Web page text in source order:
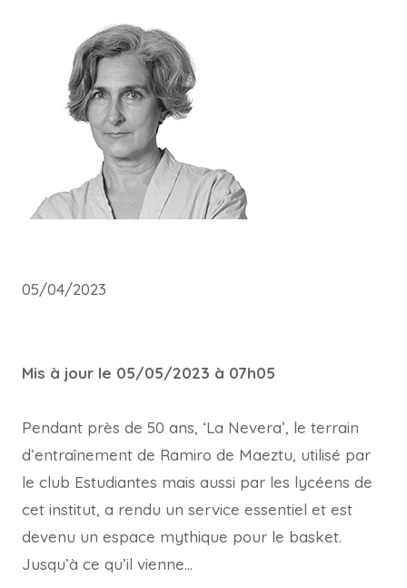
05/04/2023
Mis à jour le 05/05/2023 à 07h05
Pendant près de 50 ans, ‘La Nevera’, le terrain
d’entraînement de Ramiro de Maeztu, utilisé par
le club Estudiantes mais aussi par les lycéens de
cet institut, a rendu un service essentiel et est
devenu un espace mythique pour le basket.
Jusqu’à ce qu’il vienne…